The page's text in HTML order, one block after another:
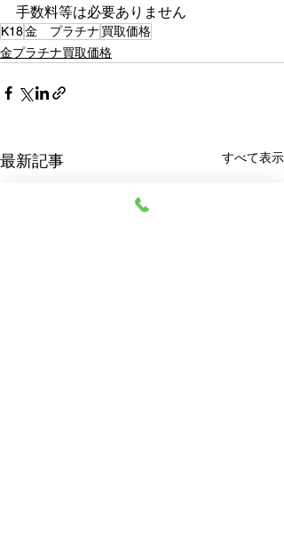
手数料等は必要ありません
K18金 プラチナ 買取価格
金プラチナ買取価格
最新記事 すべて表示